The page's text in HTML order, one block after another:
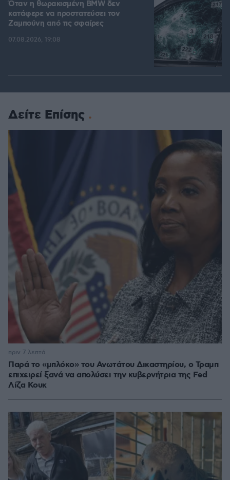
Όταν η θωρακισμένη BMW δεν
κατάφερε να προστατεύσει τον
Ζαμπούνη από τις σφαίρες
07.08.2026, 19:08
Δείτε Επίσης
Παρά το «μπλόκο» του Ανωτάτου Δικαστηρίου, ο Τραμπ
επιχειρεί ξανά να απολύσει την κυβερνήτρια της Fed
Λίζα Κουκ
πριν 7 λεπτά